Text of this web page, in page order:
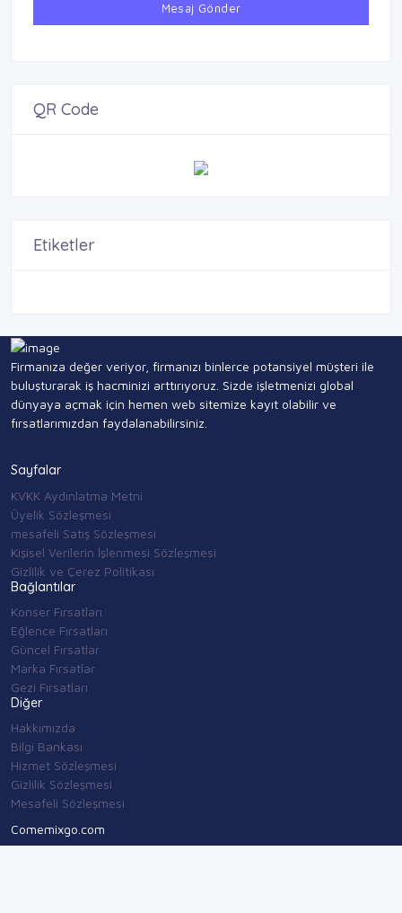
Mesaj Gönder
QR Code
Etiketler
Firmanıza değer veriyor, firmanızı binlerce potansiyel müşteri ile
buluşturarak iş hacminizi arttırıyoruz. Sizde işletmenizi global
dünyaya açmak için hemen web sitemize kayıt olabilir ve
fırsatlarımızdan faydalanabilirsiniz.
Sayfalar
KVKK Aydınlatma Metni
Üyelik Sözleşmesi
mesafeli Satış Sözleşmesi
Kişisel Verilerin İşlenmesi Sözleşmesi
Gizlilik ve Çerez Politikası
Bağlantılar
Konser Fırsatları
Eğlence Fırsatları
Güncel Fırsatlar
Marka Fırsatlar
Gezi Fırsatları
Diğer
Hakkımızda
Bilgi Bankası
Hizmet Sözleşmesi
Gizlilik Sözleşmesi
Mesafeli Sözleşmesi
Comemixgo.com